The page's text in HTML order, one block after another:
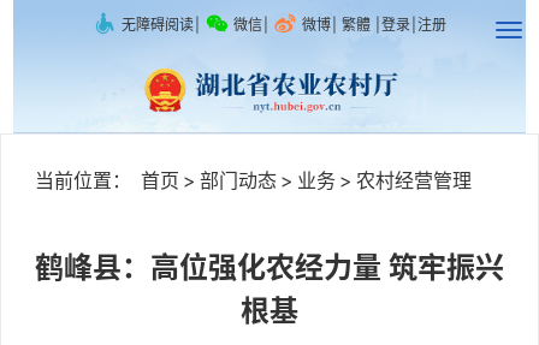
无障碍阅读 微信 微博 繁體 登录 注册
当前位置： 首页 > 部门动态 > 业务 > 农村经营管理
鹤峰县：高位强化农经力量 筑牢振兴
根基